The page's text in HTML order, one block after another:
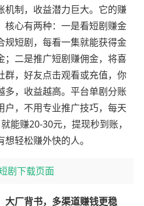
机制，收益潜力巨大。它的赚
核心有两种：一是看短剧赚金
规短剧，每看一集就能获得金
；二是推广短剧赚佣金，将喜
群，好友点击观看或充值，你
多，收益越高。平台单剧分账
户，不用专业推广技巧，每天
能赚20-30元，提现秒到账，
轻松赚外快的人。
剧下载页面
大厂背书，多渠道赚钱更稳